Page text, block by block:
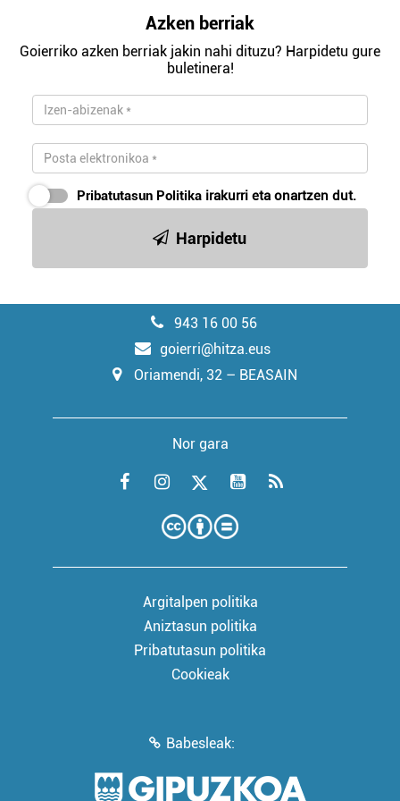
Azken berriak
Goierriko azken berriak jakin nahi dituzu? Harpidetu gure
buletinera!
Pribatutasun Politika irakurri eta onartzen dut.
Harpidetu
943 16 00 56
goierri@hitza.eus
Oriamendi, 32 – BEASAIN
Nor gara
Argitalpen politika
Aniztasun politika
Pribatutasun politika
Cookieak
Babesleak: